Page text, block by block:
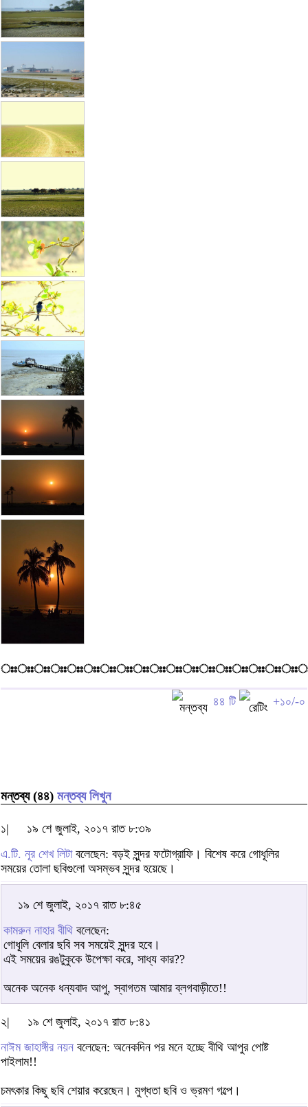
৪৪ টি +১০/-০
মন্তব্য (৪৪) মন্তব্য লিখুন
১|
১৯ শে জুলাই, ২০১৭ রাত ৮:৩৯
এ.টি. নূর শেখ লিটাবলেছেন: বড়ই সুন্দর ফটোগ্রাফি। বিশেষ করে গোধূলির
সময়ের তোলা ছবিগুলো অসম্ভব সুন্দর হয়েছে।
১৯ শে জুলাই, ২০১৭ রাত ৮:৪৫
কামরুন নাহার বীথি বলেছেন:
গোধূলি বেলার ছবি সব সময়েই সুন্দর হবে।
এই সময়ের রঙটুকুকে উপেক্ষা করে, সাধ্য কার??
অনেক অনেক ধন্যবাদ আপু, স্বাগতম আমার ব্লগবাড়ীতে!!
২|
১৯ শে জুলাই, ২০১৭ রাত ৮:৪১
নাঈম জাহাঙ্গীর নয়ন বলেছেন: অনেকদিন পর মনে হচ্ছে বীথি আপুর পোষ্ট
পাইলাম!!
চমৎকার কিছু ছবি শেয়ার করেছেন। মুগ্ধতা ছবি ও ভ্রমণ গল্পে।